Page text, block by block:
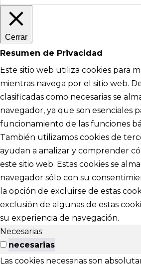
Cerrar
Resumen de Privacidad
Este sitio web utiliza cookies para
mientras navega por el sitio web.
clasificadas como necesarias se
navegador, ya que son esenciales
funcionamiento de las funciones
También utilizamos cookies de
ayudan a analizar y comprender
este sitio web. Estas cookies se
navegador sólo con su
la opción de excluirse de estas
exclusión de algunas de estas
su experiencia de navegación.
Necesarias
necesarias
Las cookies necesarias son